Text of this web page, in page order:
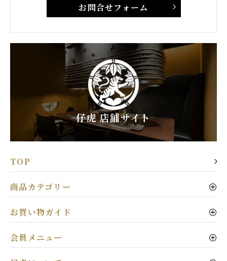
お問合せフォーム
仔虎 店舗サイト
TOP
商品カテゴリー
お買い物ガイド
会員メニュー